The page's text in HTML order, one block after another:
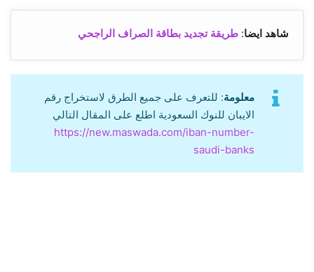
شاهد ايضا: طريقة تجديد بطاقة الصراف الراجحي
معلومة: للتعرف على جميع الطرق لاستخراج رقم
الايبان للنوك السعودية اطلع على المقال التالي
https://new.maswada.com/iban-number-
saudi-banks